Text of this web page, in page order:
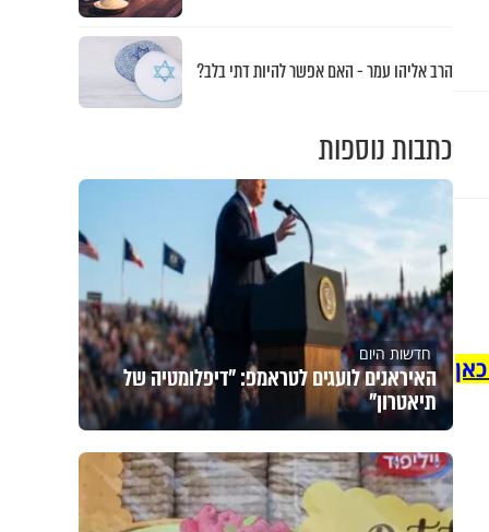
הרב אליהו עמר - האם אפשר להיות דתי בלב?
כתבות נוספות
חדשות היום
האיראנים לועגים לטראמפ: "דיפלומטיה של
תיאטרון"